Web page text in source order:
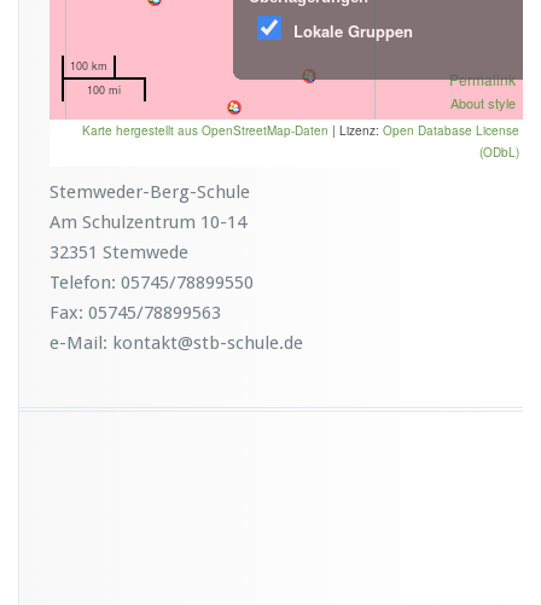
Stemweder-Berg-Schule
Am Schulzentrum 10-14
32351 Stemwede
Telefon: 05745/78899550
Fax: 05745/78899563
e-Mail: kontakt@stb-schule.de